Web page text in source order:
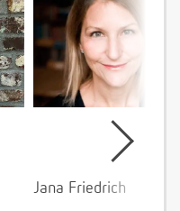
Jana Friedrich